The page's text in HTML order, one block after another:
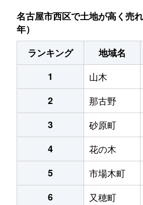
名古屋市西区で土地が高く売
年）
ランキング
地域名
1
山木
2
那古野
3
砂原町
4
花の木
5
市場木町
6
又穂町